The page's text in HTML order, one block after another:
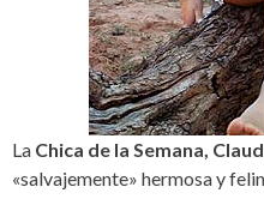
La Chica de la Semana,
«salvajemente» hermosa y